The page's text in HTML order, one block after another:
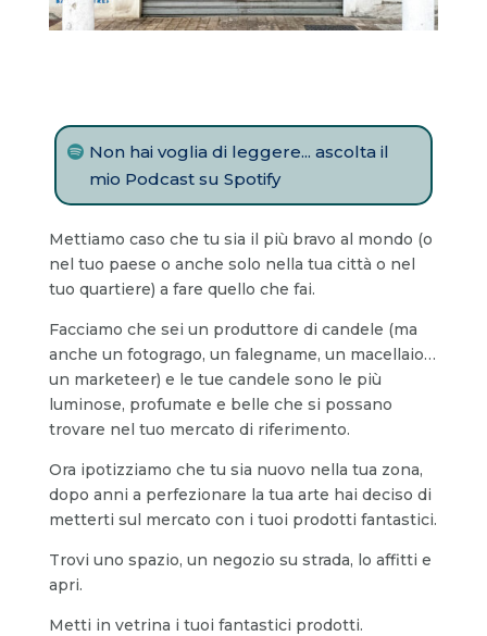
Non hai voglia di leggere... ascolta il
mio Podcast su Spotify
Mettiamo caso che tu sia il più bravo al mondo (o
nel tuo paese o anche solo nella tua città o nel
tuo quartiere) a fare quello che fai.
Facciamo che sei un produttore di candele (ma
anche un fotogrago, un falegname, un macellaio…
un marketeer) e le tue candele sono le più
luminose, profumate e belle che si possano
trovare nel tuo mercato di riferimento.
Ora ipotizziamo che tu sia nuovo nella tua zona,
dopo anni a perfezionare la tua arte hai deciso di
metterti sul mercato con i tuoi prodotti fantastici.
Trovi uno spazio, un negozio su strada, lo affitti e
apri.
Metti in vetrina i tuoi fantastici prodotti.